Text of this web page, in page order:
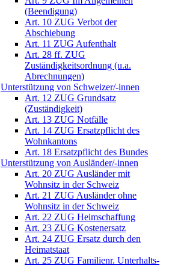
(Beendigung)
Art. 10 ZUG Verbot der
Abschiebung
Art. 11 ZUG Aufenthalt
Art. 28 ff. ZUG
Zuständigkeitsordnung (u.a.
Abrechnungen)
Unterstützung von Schweizer/-innen
Art. 12 ZUG Grundsatz
(Zuständigkeit)
Art. 13 ZUG Notfälle
Art. 14 ZUG Ersatzpflicht des
Wohnkantons
Art. 18 Ersatzpflicht des Bundes
Unterstützung von Ausländer/-innen
Art. 20 ZUG Ausländer mit
Wohnsitz in der Schweiz
Art. 21 ZUG Ausländer ohne
Wohnsitz in der Schweiz
Art. 22 ZUG Heimschaffung
Art. 23 ZUG Kostenersatz
Art. 24 ZUG Ersatz durch den
Heimatstaat
Art. 25 ZUG Familienr. Unterhalts-